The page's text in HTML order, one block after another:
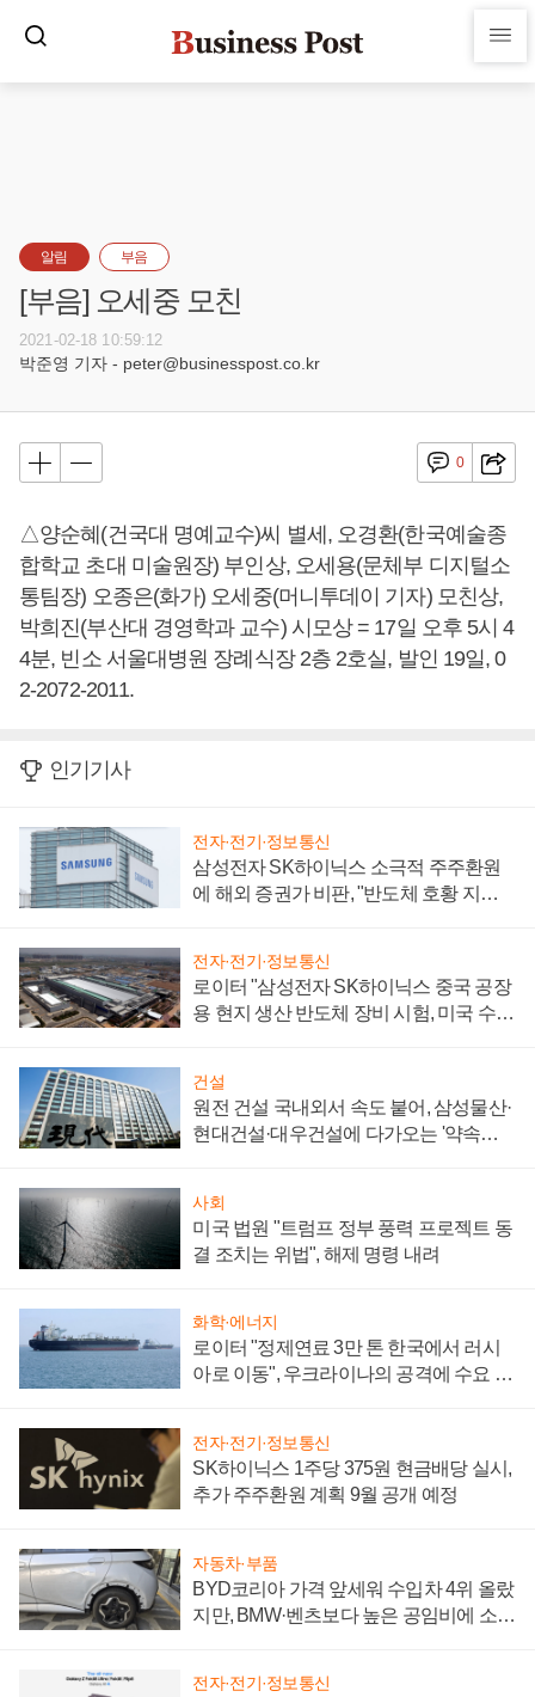
알림 부음
[부음] 오세중 모친
2021-02-18 10:59:12
박준영 기자 - peter@businesspost.co.kr
0
△양순혜(건국대 명예교수)씨 별세, 오경환(한국예술종
합학교 초대 미술원장) 부인상, 오세용(문체부 디지털소
통팀장) 오종은(화가) 오세중(머니투데이 기자) 모친상,
박희진(부산대 경영학과 교수) 시모상 = 17일 오후 5시 4
4분, 빈소 서울대병원 장례식장 2층 2호실, 발인 19일, 0
2-2072-2011.
인기기사
전자·전기·정보통신
삼성전자 SK하이닉스 소극적 주주환원
에 해외 증권가 비판, "반도체 호황 지속
전자·전기·정보통신
로이터 "삼성전자 SK하이닉스 중국 공장
용 현지 생산 반도체 장비 시험, 미국 수출
건설
원전 건설 국내외서 속도 붙어, 삼성물산·
현대건설·대우건설에 다가오는 '약속의
사회
미국 법원 "트럼프 정부 풍력 프로젝트 동
결 조치는 위법", 해제 명령 내려
화학·에너지
로이터 "정제연료 3만 톤 한국에서 러시
아로 이동", 우크라이나의 공격에 수요 늘
전자·전기·정보통신
SK하이닉스 1주당 375원 현금배당 실시,
추가 주주환원 계획 9월 공개 예정
자동차·부품
BYD코리아 가격 앞세워 수입차 4위 올랐
지만, BMW·벤츠보다 높은 공임비에 소비
전자·전기·정보통신